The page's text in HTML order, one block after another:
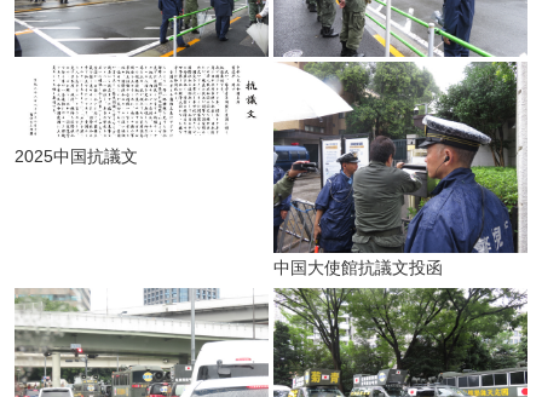
2025中国抗議文
中国大使館抗議文投函